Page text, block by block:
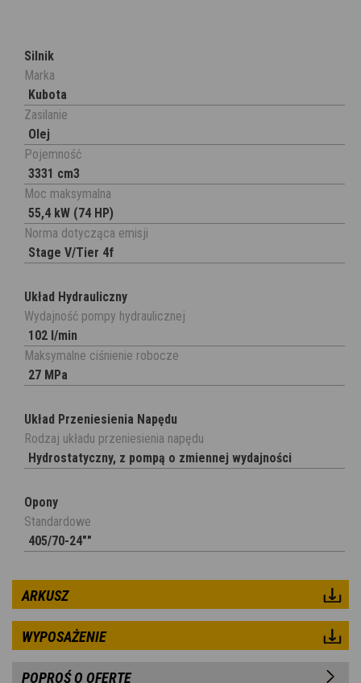
Silnik
Marka
Kubota
Zasilanie
Olej
Pojemność
3331 cm3
Moc maksymalna
55,4 kW (74 HP)
Norma dotycząca emisji
Stage V/Tier 4f
Układ Hydrauliczny
Wydajność pompy hydraulicznej
102 l/min
Maksymalne ciśnienie robocze
27 MPa
Układ Przeniesienia Napędu
Rodzaj układu przeniesienia napędu
Hydrostatyczny, z pompą o zmiennej wydajności
Opony
Standardowe
405/70-24""
ARKUSZ
WYPOSAŻENIE
POPROŚ O OFERTĘ